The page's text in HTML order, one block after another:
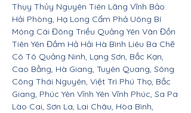
Thụy Thủy Nguyên Tiên Lãng Vĩnh Bảo
Hải Phòng, Hạ Long Cẩm Phả Uông Bí
Móng Cái Đông Triều Quảng Yên Vân Đồn
Tiên Yên Đầm Hả Hải Hà Bình Liêu Ba Chẽ
Cô Tô Quảng Ninh, Lạng Sơn, Bắc Kạn,
Cao Bằng, Hà Giang, Tuyên Quang, Sông
Công Thái Nguyên, Việt Trì Phú Thọ, Bắc
Giang, Phúc Yên Vĩnh Yên Vĩnh Phúc, Sa Pa
Lào Cai, Sơn La, Lai Châu, Hòa Bình,